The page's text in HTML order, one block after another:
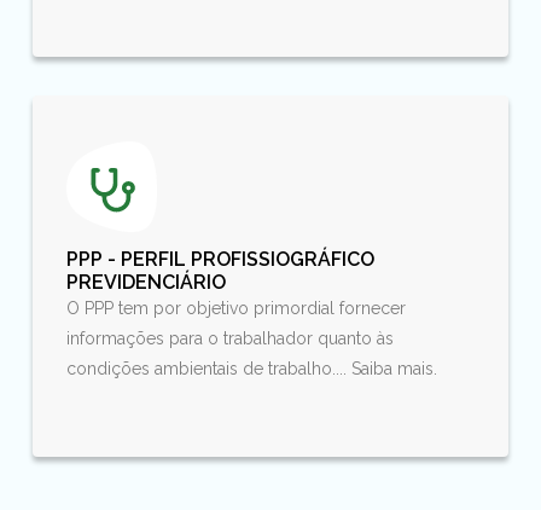
PPP - PERFIL PROFISSIOGRÁFICO
PREVIDENCIÁRIO
O PPP tem por objetivo primordial fornecer
informações para o trabalhador quanto às
condições ambientais de trabalho.... Saiba mais.